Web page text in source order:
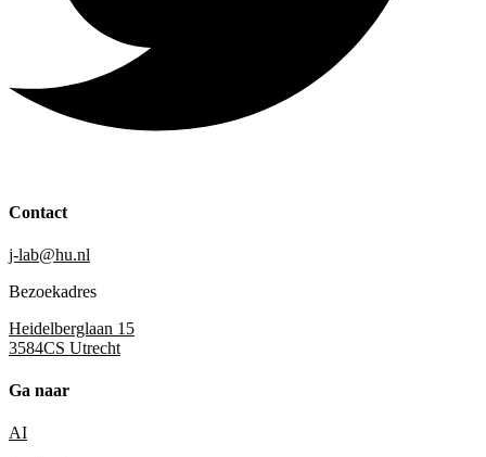
Contact
j-lab@hu.nl
Bezoekadres
Heidelberglaan 15
3584CS Utrecht
Ga naar
AI